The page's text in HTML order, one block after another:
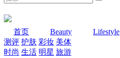
首页 Beauty Lifestyle
测评 护肤 彩妆 美体
时尚 生活 明星 旅游